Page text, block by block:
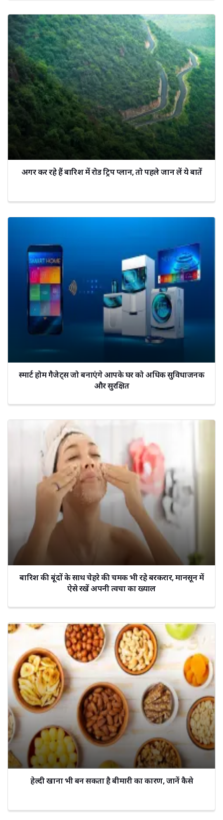
अगर कर रहे हैं बारिश में रोड ट्रिप प्लान, तो पहले जान लें ये बातें
स्मार्ट होम गैजेट्स जो बनाएंगे आपके घर को अधिक सुविधाजनक
और सुरक्षित
बारिश की बूंदों के साथ चेहरे की चमक भी रहे बरकरार, मानसून में
ऐसे रखें अपनी त्वचा का ख्याल
हेल्दी खाना भी बन सकता है बीमारी का कारण, जानें कैसे